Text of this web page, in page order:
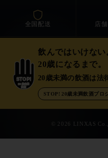
全国配送 店
STOP!
20歳未満
飲酒
飲んではいけない
20歳になるまで。
20歳未満の飲酒は法
STOP! 20歳未満飲酒プロ
© 2026 LINXAS